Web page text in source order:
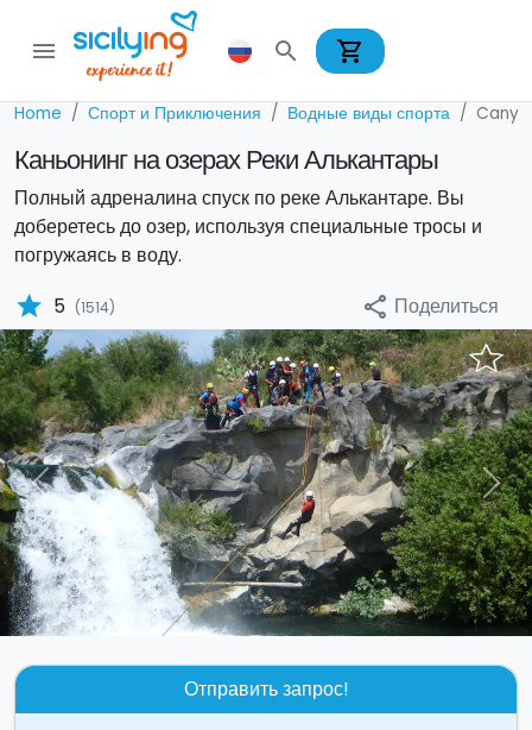
menu search shopping_cart
Home Спорт и Приключения Водные виды спорта
Каньонинг на озерах Реки Алькантары
Полный адреналина спуск по реке Алькантаре. Вы
доберетесь до озер, используя специальные тросы и
погружаясь в воду.
star 5 (1514) share Поделиться
Previous Next
Отправить запрос!